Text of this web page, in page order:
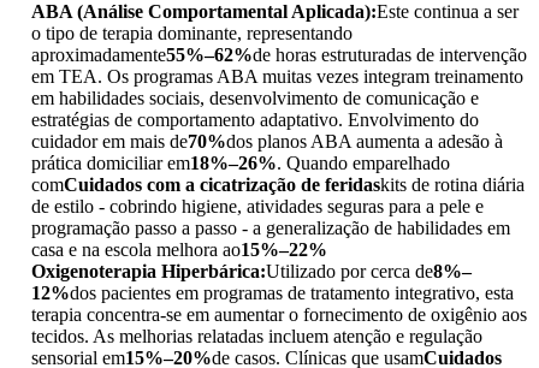
ABA (Análise Comportamental Aplicada):Este continua a ser
o tipo de terapia dominante, representando
aproximadamente55%–62%de horas estruturadas de intervenção
em TEA. Os programas ABA muitas vezes integram treinamento
em habilidades sociais, desenvolvimento de comunicação e
estratégias de comportamento adaptativo. Envolvimento do
cuidador em mais de70%dos planos ABA aumenta a adesão à
prática domiciliar em18%–26%. Quando emparelhado
comCuidados com a cicatrização de feridaskits de rotina diária
de estilo - cobrindo higiene, atividades seguras para a pele e
programação passo a passo - a generalização de habilidades em
casa e na escola melhora ao15%–22%
Oxigenoterapia Hiperbárica:Utilizado por cerca de8%–
12%dos pacientes em programas de tratamento integrativo, esta
terapia concentra-se em aumentar o fornecimento de oxigênio aos
tecidos. As melhorias relatadas incluem atenção e regulação
sensorial em15%–20%de casos. Clínicas que usamCuidados